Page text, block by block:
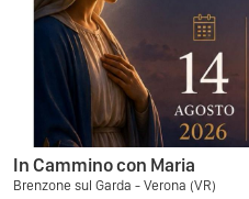
In Cammino con Maria
Brenzone sul Garda - Verona (VR)